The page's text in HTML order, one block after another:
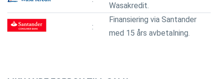
Wasakredit.
Finansiering via Santander
med 15 års avbetalning.